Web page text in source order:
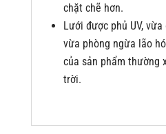
chặt chẽ hơn.
Lưới được phủ UV,
vừa phòng ngừa lão
của sản phẩm thường
trời.